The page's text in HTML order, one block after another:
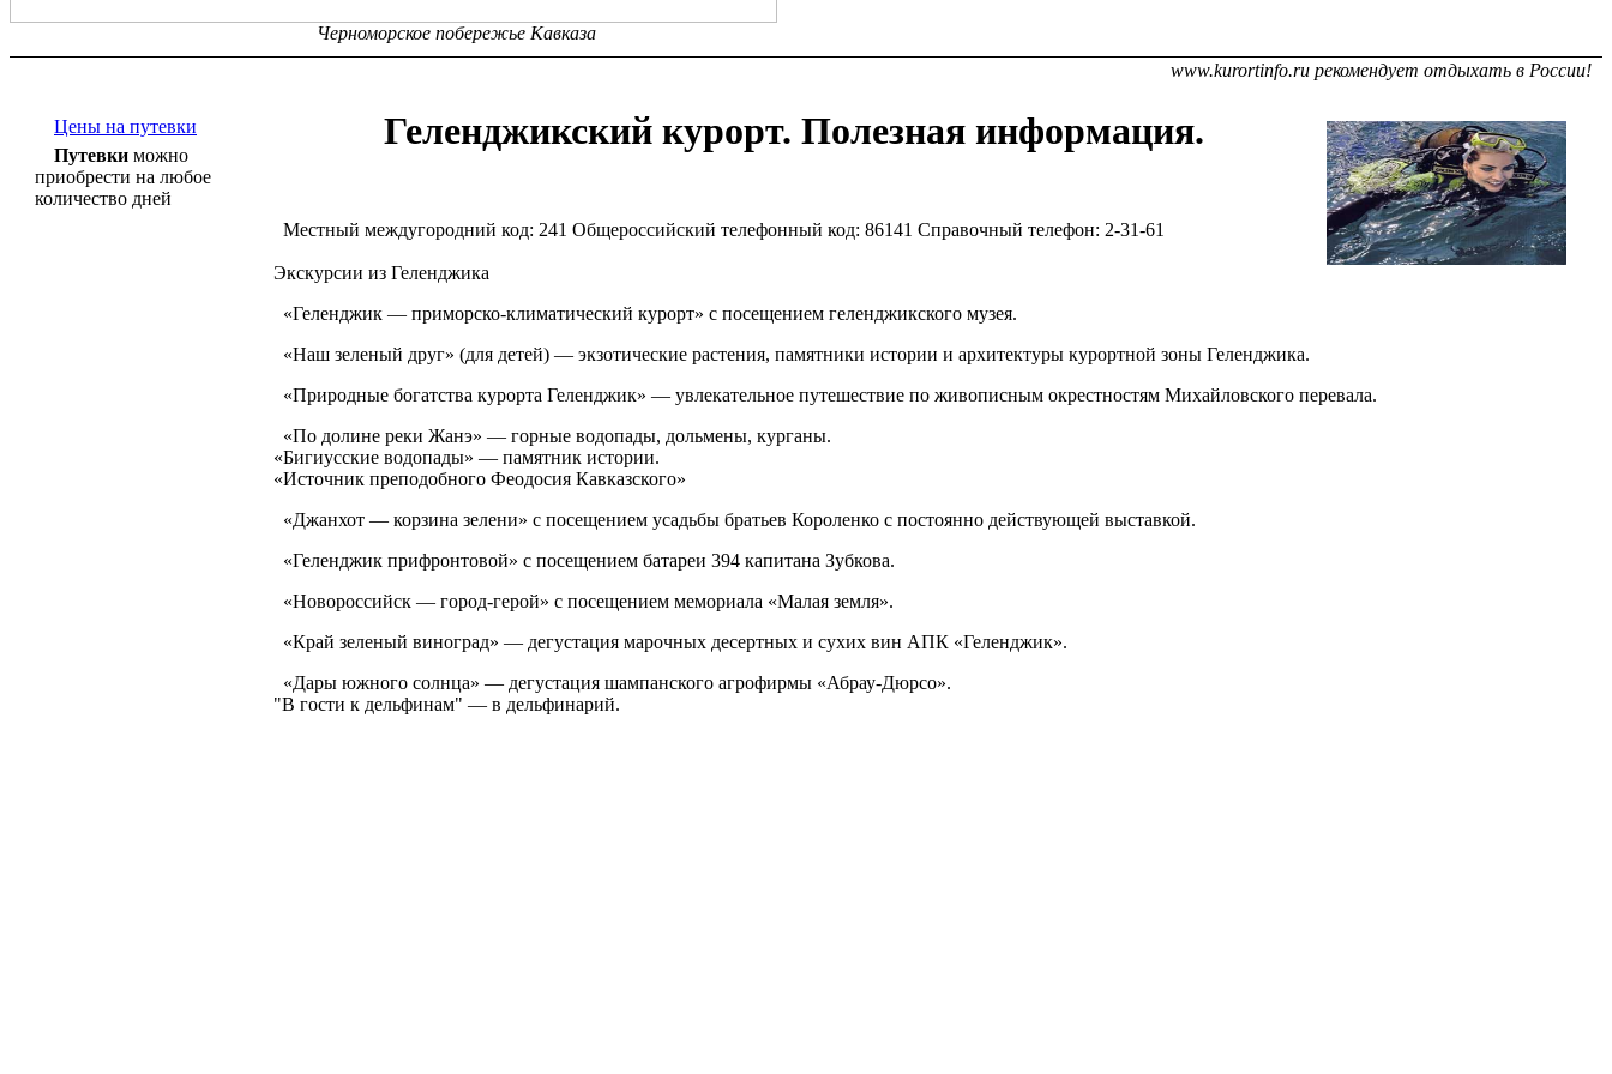
Черноморское побережье Кавказа
Цены на путевки
Путевки можно
приобрести на любое
количество дней
www.kurortinfo.ru рекомендует отдыхать в России!
Геленджикский курорт. Полезная информация.
Местный междугородний код: 241 Общероссийский телефонный код: 86141 Справочный телефон: 2-31-61
Экскурсии из Геленджика
«Геленджик — приморско-климатический курорт» с посещением геленджикского музея.
«Наш зеленый друг» (для детей) — экзотические растения, памятники истории и архитектуры курортной зоны Геленджика.
«Природные богатства курорта Геленджик» — увлекательное путешествие по живописным окрестностям Михайловского перевала.
«По долине реки Жанэ» — горные водопады, дольмены, курганы.
«Бигиусские водопады» — памятник истории.
«Источник преподобного Феодосия Кавказского»
«Джанхот — корзина зелени» с посещением усадьбы братьев Короленко с постоянно действующей выставкой.
«Геленджик прифронтовой» с посещением батареи 394 капитана Зубкова.
«Новороссийск — город-герой» с посещением мемориала «Малая земля».
«Край зеленый виноград» — дегустация марочных десертных и сухих вин АПК «Геленджик».
«Дары южного солнца» — дегустация шампанского агрофирмы «Абрау-Дюрсо».
"В гости к дельфинам" — в дельфинарий.